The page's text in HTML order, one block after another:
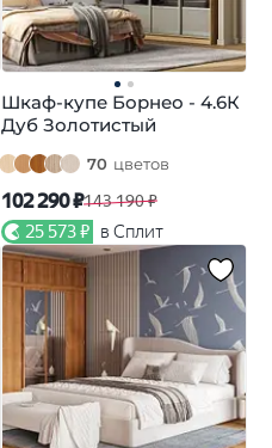
Шкаф-купе Борнео - 4.6К
Дуб Золотистый
70 цветов
102 290 ₽143 190 ₽
25 573 ₽ в Сплит